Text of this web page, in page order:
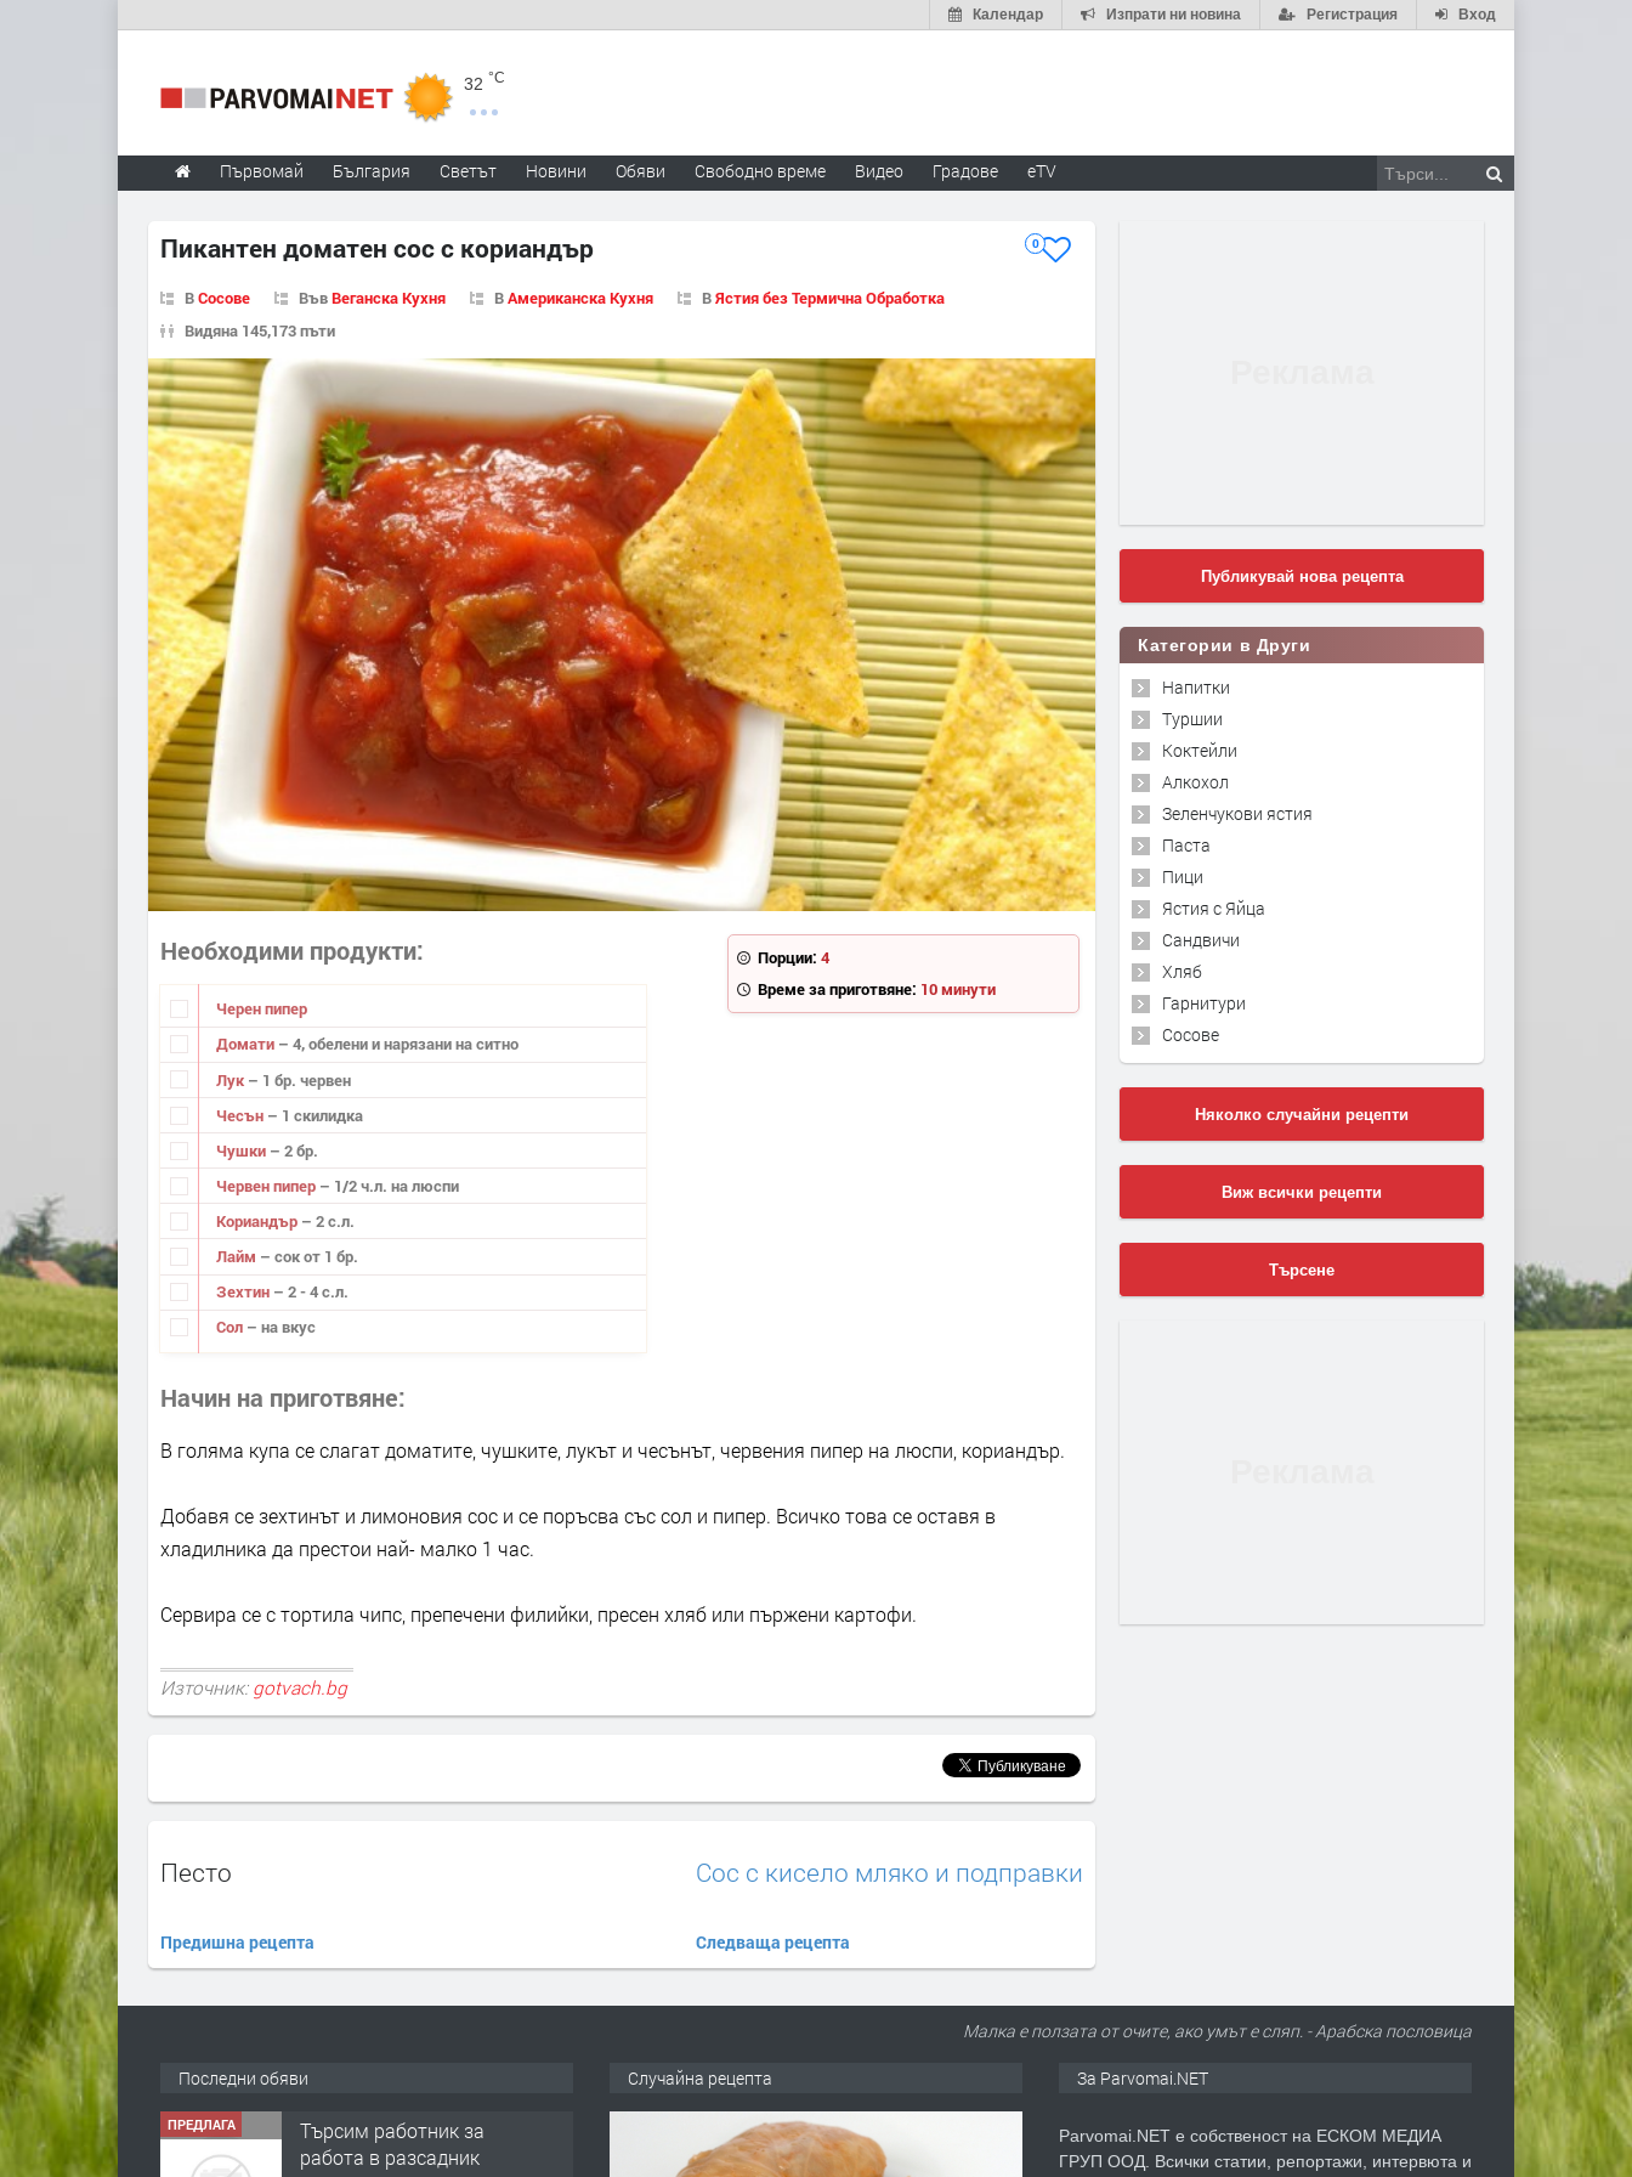
Вход
Регистрация
Изпрати ни новина
Календар
32 °C
Първомай България Светът Новини Обяви Свободно време Видео Градове eTV
Пикантен доматен сос с кориандър 0
ВСосове ВъвВеганска Кухня ВАмериканска Кухня ВЯстия без Термична Обработка
Видяна 145,173 пъти
Порции: 4
Време за приготвяне: 10 минути
Необходими продукти
Черен пипер
Домати – 4, обелени и нарязани на ситно
Лук – 1 бр. червен
Чесън – 1 скилидка
Чушки – 2 бр.
Червен пипер – 1/2 ч.л. на люспи
Кориандър – 2 с.л.
Лайм – сок от 1 бр.
Зехтин – 2 - 4 с.л.
Сол – на вкус
Начин на приготвяне
В голяма купа се слагат доматите, чушките, лукът и чесънът, червения пипер на люспи, кориандър.
Добавя се зехтинът и лимоновия сос и се поръсва със сол и пипер. Всичко това се оставя в
хладилника да престои най- малко 1 час.
Сервира се с тортила чипс, препечени филийки, пресен хляб или пържени картофи.
Източник: gotvach.bg
Песто
Предишна рецепта
Сос с кисело мляко и подправки
Следваща рецепта
Публикувай нова рецепта
Категории в Други
Напитки
Туршии
Коктейли
Алкохол
Зеленчукови ястия
Паста
Пици
Ястия с Яйца
Сандвичи
Хляб
Гарнитури
Сосове
Няколко случайни рецепти
Виж всички рецепти
Търсене
Малка е ползата от очите, ако умът е сляп. - Арабска пословица
Последни обяви
ПРЕДЛАГА
Търсим работник за
работа в разсадник
Случайна рецепта За Parvomai.NET
Parvomai.NET е собственост на ЕСКОМ МЕДИА
ГРУП ООД. Всички статии, репортажи, интервюта и